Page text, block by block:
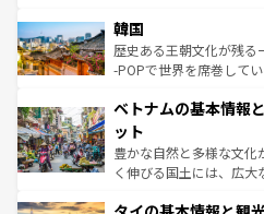
はコンテンツ一覧
いる。アクティビティも
ビング、ハイキングなど
い。オーストラリアの多
参照してほしい。
ン）、静ひつな山岳地帯
と山間の静けさが共存し
驚きをもたらしてくれる
容にもいいと評判のスイ
照してほしい。
韓国
歴史ある王朝文化が残る
-POPで世界を席巻して
き、地方に足を延ばせば
できる。そして、キムチ
まで、さまざまな韓国
らではのナイトライフ
わって
ベトナムの基本情報
ット
豊かな自然と多様な文
く伸びる国土には、広大